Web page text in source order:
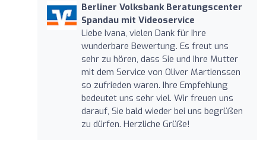
Berliner Volksbank Beratungscenter
Spandau mit Videoservice
Liebe Ivana, vielen Dank für Ihre
wunderbare Bewertung. Es freut uns
sehr zu hören, dass Sie und Ihre Mutter
mit dem Service von Oliver Martienssen
so zufrieden waren. Ihre Empfehlung
bedeutet uns sehr viel. Wir freuen uns
darauf, Sie bald wieder bei uns begrüßen
zu dürfen. Herzliche Grüße!